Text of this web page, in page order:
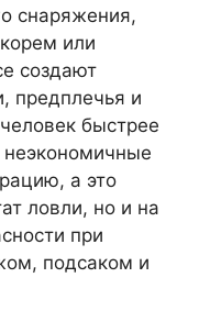
снаряжения,
или
создают
предплечья и
быстрее
неэкономичные
а это
ловли, но и на
при
подсаком и